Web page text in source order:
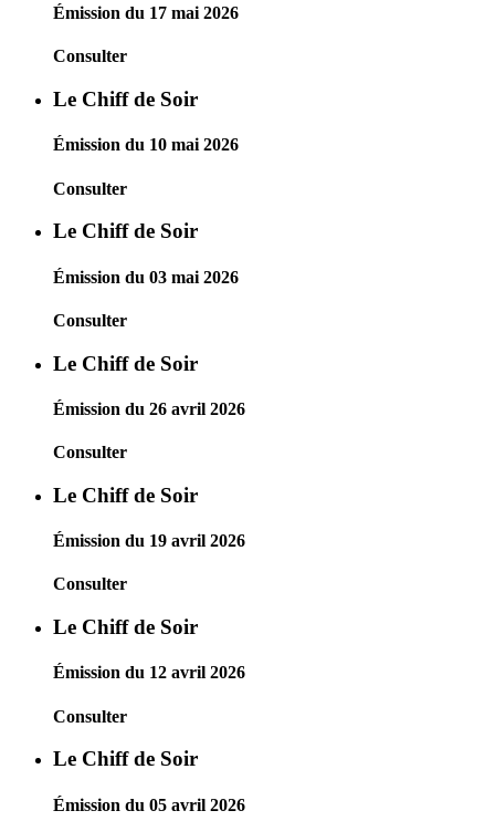
Émission du 17 mai 2026
Consulter
Le Chiff de Soir
Émission du 10 mai 2026
Consulter
Le Chiff de Soir
Émission du 03 mai 2026
Consulter
Le Chiff de Soir
Émission du 26 avril 2026
Consulter
Le Chiff de Soir
Émission du 19 avril 2026
Consulter
Le Chiff de Soir
Émission du 12 avril 2026
Consulter
Le Chiff de Soir
Émission du 05 avril 2026